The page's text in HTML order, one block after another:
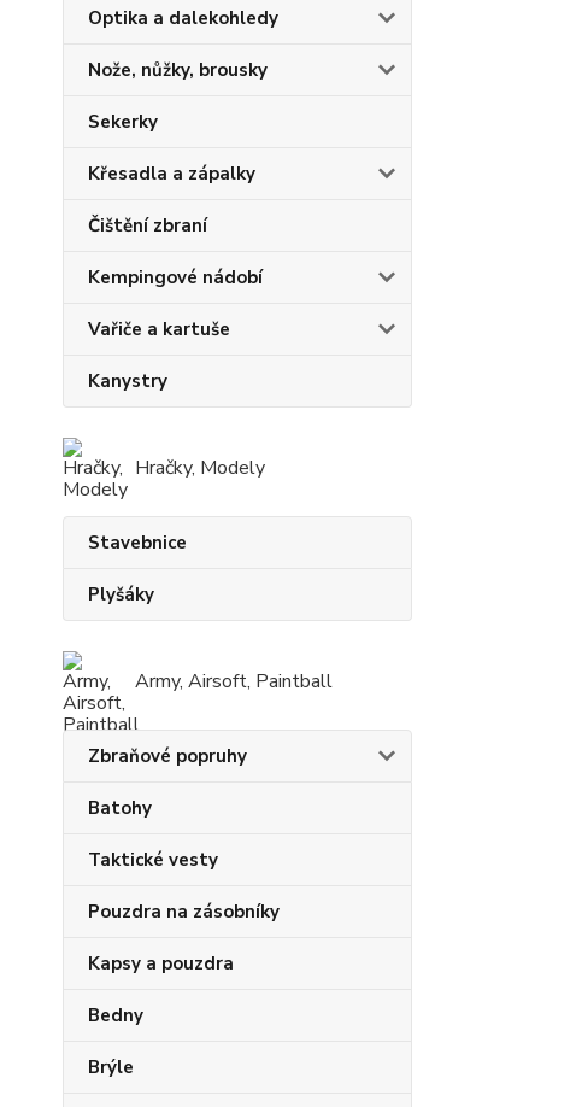
Optika a dalekohledy
Nože, nůžky, brousky
Sekerky
Křesadla a zápalky
Čištění zbraní
Kempingové nádobí
Vařiče a kartuše
Kanystry
Hračky, Modely
Stavebnice
Plyšáky
Army, Airsoft, Paintball
Zbraňové popruhy
Batohy
Taktické vesty
Pouzdra na zásobníky
Kapsy a pouzdra
Bedny
Brýle